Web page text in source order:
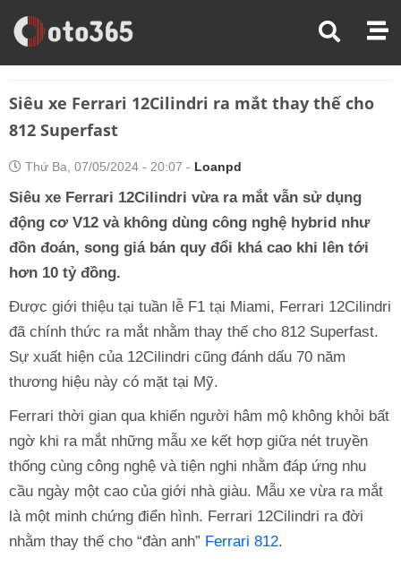
Trang Chủ
Thế Giới Xe
Siêu xe Ferrari 12Cilindri ra mắt thay thế cho
812 Superfast
Thứ Ba, 07/05/2024 - 20:07 - Loanpd
Siêu xe Ferrari 12Cilindri vừa ra mắt vẫn sử dụng
động cơ V12 và không dùng công nghệ hybrid như
đồn đoán, song giá bán quy đổi khá cao khi lên tới
hơn 10 tỷ đồng.
Được giới thiệu tại tuần lễ F1 tại Miami, Ferrari 12Cilindri
đã chính thức ra mắt nhằm thay thế cho 812 Superfast.
Sự xuất hiện của 12Cilindri cũng đánh dấu 70 năm
thương hiệu này có mặt tại Mỹ.
Ferrari thời gian qua khiến người hâm mộ không khỏi bất
ngờ khi ra mắt những mẫu xe kết hợp giữa nét truyền
thống cùng công nghệ và tiện nghi nhằm đáp ứng nhu
cầu ngày một cao của giới nhà giàu. Mẫu xe vừa ra mắt
là một minh chứng điển hình. Ferrari 12Cilindri ra đời
nhằm thay thế cho “đàn anh” Ferrari 812.